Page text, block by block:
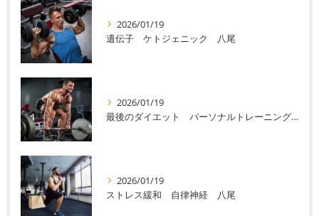
2026/01/19
遺伝子 ケトジェニック 八尾
2026/01/19
最後のダイエット パーソナルトレーニング 八尾
2026/01/19
ストレス緩和 自律神経 八尾